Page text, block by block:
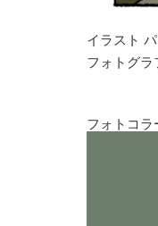
イラスト
フォトグラ
フォトコラ